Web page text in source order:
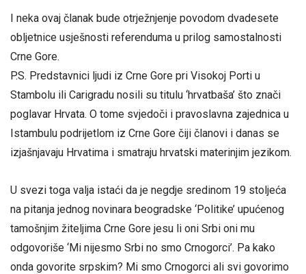
I neka ovaj članak bude otrježnjenje povodom dvadesete
obljetnice usješnosti referenduma u prilog samostalnosti
Crne Gore.
P.S. Predstavnici ljudi iz Crne Gore pri Visokoj Porti u
Stambolu ili Carigradu nosili su titulu ‘hrvatbaša’ što znači
poglavar Hrvata. O tome svjedoči i pravoslavna zajednica u
Istambulu podrijetlom iz Crne Gore čiji članovi i danas se
izjašnjavaju Hrvatima i smatraju hrvatski materinjim jezikom.
U svezi toga valja istaći da je negdje sredinom 19 stoljeća
na pitanja jednog novinara beogradske ‘Politike’ upućenog
tamošnjim žiteljima Crne Gore jesu li oni Srbi oni mu
odgovoriše ‘Mi nijesmo Srbi no smo Crnogorci’. Pa kako
onda govorite srpskim? Mi smo Crnogorci ali svi govorimo